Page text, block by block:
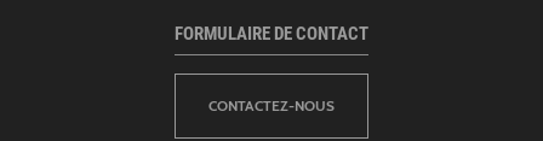
FORMULAIRE DE CONTACT
CONTACTEZ-NOUS